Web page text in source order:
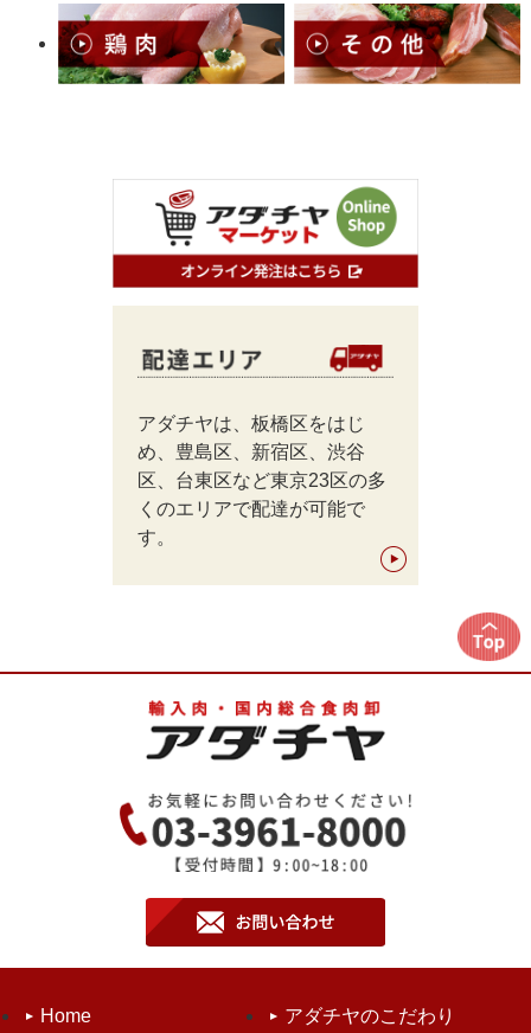
アダチヤは、板橋区をはじ
め、豊島区、新宿区、渋谷
区、台東区など東京23区の多
くのエリアで配達が可能で
す。
Home アダチヤのこだわり